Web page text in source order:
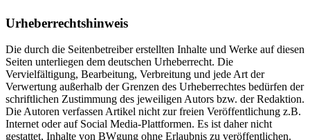
Urheberrechtshinweis
Die durch die Seitenbetreiber erstellten Inhalte und Werke auf diesen
Seiten unterliegen dem deutschen Urheberrecht. Die
Vervielfältigung, Bearbeitung, Verbreitung und jede Art der
Verwertung außerhalb der Grenzen des Urheberrechtes bedürfen der
schriftlichen Zustimmung des jeweiligen Autors bzw. der Redaktion.
Die Autoren verfassen Artikel nicht zur freien Veröffentlichung z.B.
Internet oder auf Social Media-Plattformen. Es ist daher nicht
gestattet, Inhalte von BWgung ohne Erlaubnis zu veröffentlichen.